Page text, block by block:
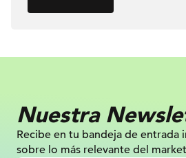
Nuestra
Recibe en tu bandeja de entrada
sobre lo más relevante del